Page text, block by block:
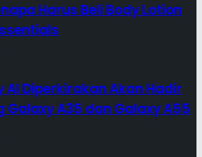
Harus Beli Body Lotion
AI Diperkirakan Akan Hadir
Galaxy A35 dan Galaxy A55